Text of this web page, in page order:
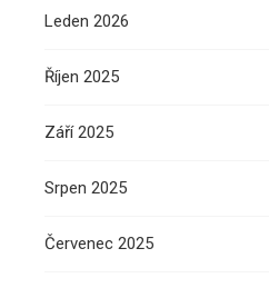
Leden 2026
Říjen 2025
Září 2025
Srpen 2025
Červenec 2025